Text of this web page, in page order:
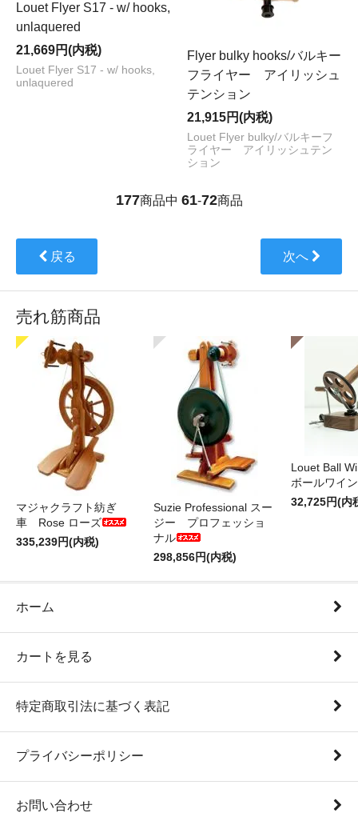
Louet Flyer S17 - w/ hooks,
unlaquered
21,669円(内税)
Louet Flyer S17 - w/ hooks,
unlaquered
Flyer bulky hooks/バルキー
フライヤー アイリッシュ
テンション
21,915円(内税)
Louet Flyer bulky/バルキーフ
ライヤー アイリッシュテン
ション
177商品中 61-72商品
戻る 次へ
売れ筋商品
マジャクラフト紡ぎ
車 Rose ローズ
335,239円(内税)
Suzie Professional スー
ジー プロフェッショ
ナル
298,856円(内税)
Louet Ball
ボールワイ
32,725円(内
ホーム
カートを見る
特定商取引法に基づく表記
プライバシーポリシー
お問い合わせ